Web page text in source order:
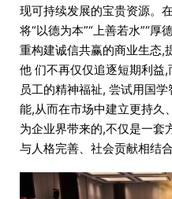
现可持续发展的宝贵资源。
将“以德为本”“上善若水”“厚
重构建诚信共赢的商业生态,
他 们不再仅仅追逐短期利益
员工的精神福祉, 尝试用国
能,从而在市场中建立更持久
为企业界带来的,不仅是一套
与人格完善、社会贡献相结